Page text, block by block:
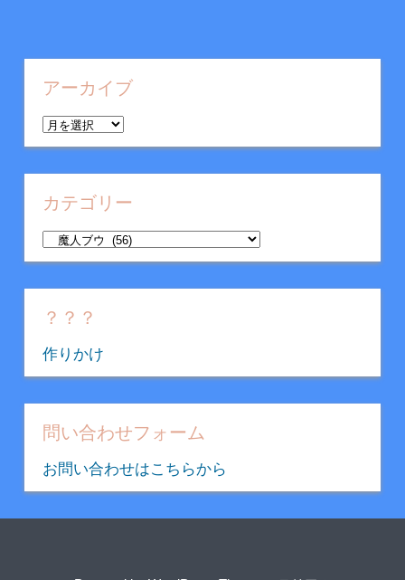
アーカイブ
ア
ー
カ
イ
カテゴリー
テ
ゴ
リ
？？？
作りかけ
問い合わせフォーム
お問い合わせはこちらから